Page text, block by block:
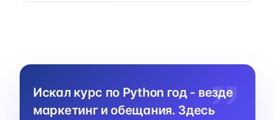
Искал курс по Python год - везде
маркетинг и обещания. Здесь